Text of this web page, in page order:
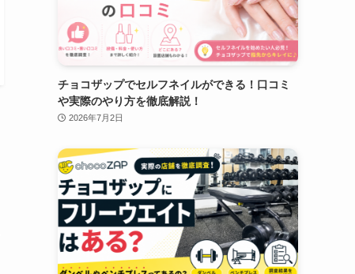
チョコザップでセルフネイルができる！口コミ
や実際のやり方を徹底解説！
2026年7月2日